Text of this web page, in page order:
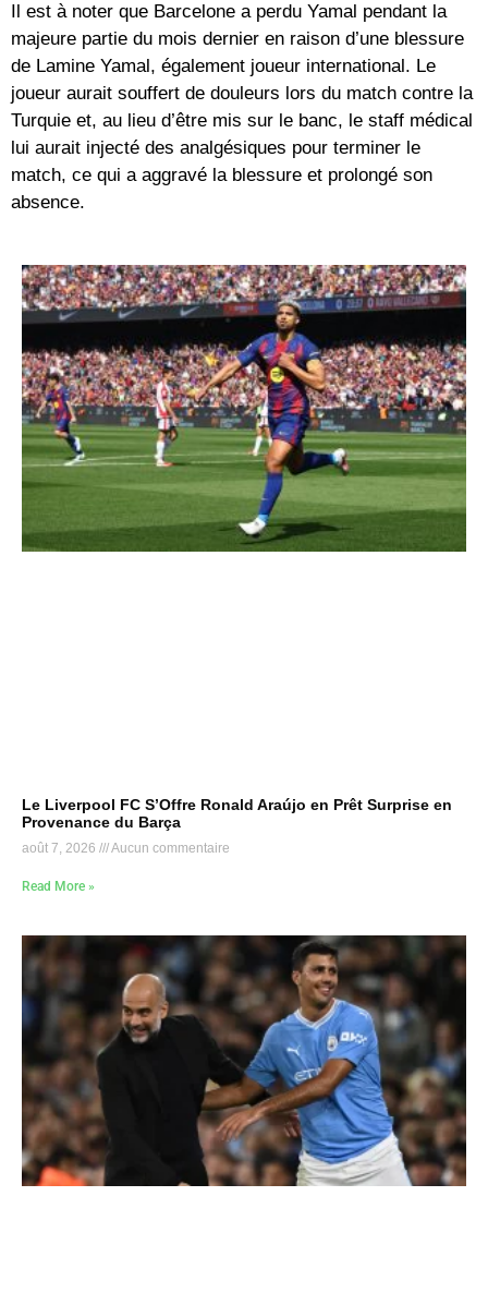
Il est à noter que Barcelone a perdu Yamal pendant la
majeure partie du mois dernier en raison d’une blessure
de Lamine Yamal, également joueur international. Le
joueur aurait souffert de douleurs lors du match contre la
Turquie et, au lieu d’être mis sur le banc, le staff médical
lui aurait injecté des analgésiques pour terminer le
match, ce qui a aggravé la blessure et prolongé son
absence.
Le Liverpool FC S’Offre Ronald Araújo en Prêt Surprise en
Provenance du Barça
août 7, 2026 Aucun commentaire
Read More »